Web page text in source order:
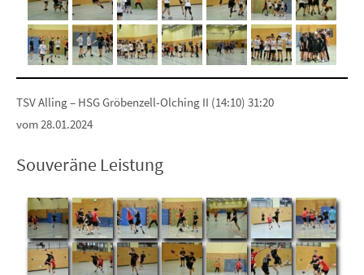
TSV Alling – HSG Gröbenzell-Olching II (14:10) 31:20
vom 28.01.2024
Souveräne Leistung